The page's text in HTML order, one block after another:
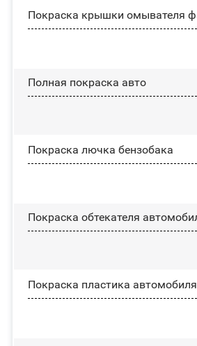
Покраска крышки омывателя
Полная покраска авто
Покраска лючка бензобака
Покраска обтекателя
Покраска пластика автомобиля